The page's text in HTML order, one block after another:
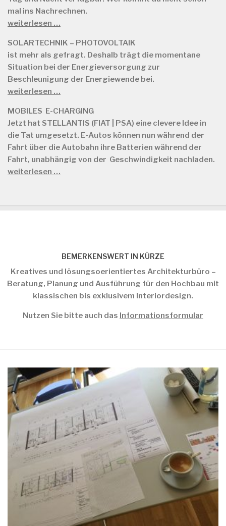
mal ins Nachrechnen.
weiterlesen …
SOLARTECHNIK – PHOTOVOLTAIK
ist mehr als gefragt. Deshalb trägt die momentane
Situation bei der Energieversorgung zur
Beschleunigung der Energiewende bei.
weiterlesen …
MOBILES E-CHARGING
Jetzt hat STELLANTIS (FIAT | PSA) eine clevere Idee in
die Tat umgesetzt. E-Autos können nun während der
Fahrt über die Autobahn ihre Batterien während der
Fahrt, unabhängig von der Geschwindigkeit nachladen.
weiterlesen …
BEMERKENSWERT IN KÜRZE
Kreatives und lösungsoerientiertes Architekturbüro –
Beratung, Planung und Ausführung für den Hochbau mit
klassischen bis exklusivem Interiordesign.
Nutzen Sie bitte auch das Informationsformular